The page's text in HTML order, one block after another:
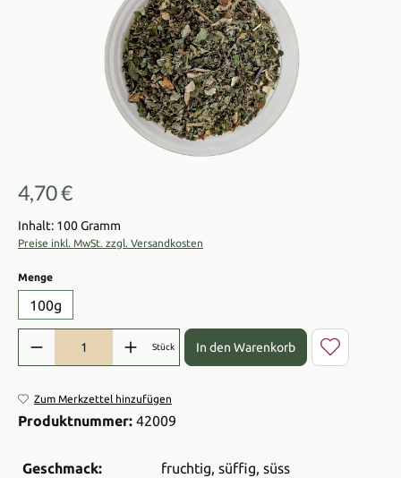
Regulärer Preis:
4,70 €
Inhalt: 100 Gramm
Preise inkl. MwSt. zzgl. Versandkosten
Mengeauswählen
100g
Produkt Anzahl: Gib den gewünschten Wert ein oder benutze die
Stück In den Warenkorb
Zum Merkzettel hinzufügen
Produktnummer: 42009
Geschmack: fruchtig, süffig, süss